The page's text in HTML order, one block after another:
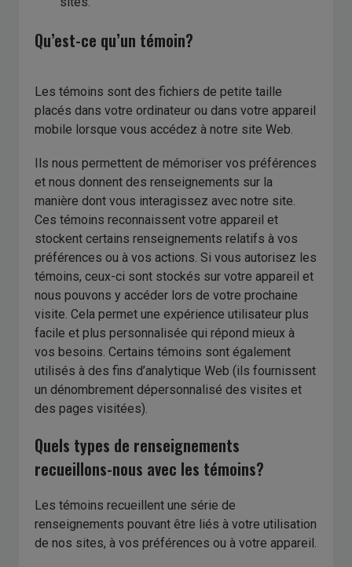
Qu’est-ce qu’un témoin?
Les témoins sont des fichiers de petite taille
placés dans votre ordinateur ou dans votre appareil
mobile lorsque vous accédez à notre site Web.
Ils nous permettent de mémoriser vos préférences
et nous donnent des renseignements sur la
manière dont vous interagissez avec notre site.
Ces témoins reconnaissent votre appareil et
stockent certains renseignements relatifs à vos
préférences ou à vos actions. Si vous autorisez les
témoins, ceux-ci sont stockés sur votre appareil et
nous pouvons y accéder lors de votre prochaine
visite. Cela permet une expérience utilisateur plus
facile et plus personnalisée qui répond mieux à
vos besoins. Certains témoins sont également
utilisés à des fins d’analytique Web (ils fournissent
un dénombrement dépersonnalisé des visites et
des pages visitées).
Quels types de renseignements
recueillons-nous avec les témoins?
Les témoins recueillent une série de
renseignements pouvant être liés à votre utilisation
de nos sites, à vos préférences ou à votre appareil.